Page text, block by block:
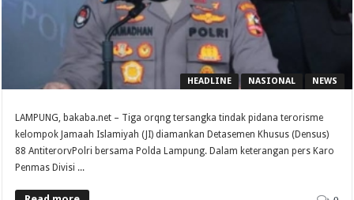
HEADLINE NASIONAL NEWS
LAMPUNG, bakaba.net – Tiga orqng tersangka tindak pidana terorisme
kelompok Jamaah Islamiyah (JI) diamankan Detasemen Khusus (Densus)
88 AntiterorvPolri bersama Polda Lampung. Dalam keterangan pers Karo
Penmas Divisi ...